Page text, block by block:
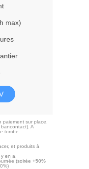
max)
sur place,
A
tombe.
et produits à
en a.
(soirée +50%